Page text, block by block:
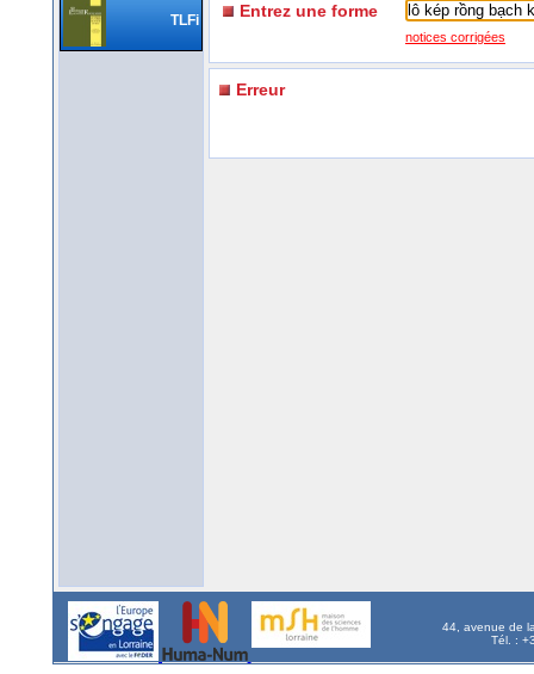
TLFi Entrez une forme
notices corrigées
Erreur
44, avenue de
Tél. :